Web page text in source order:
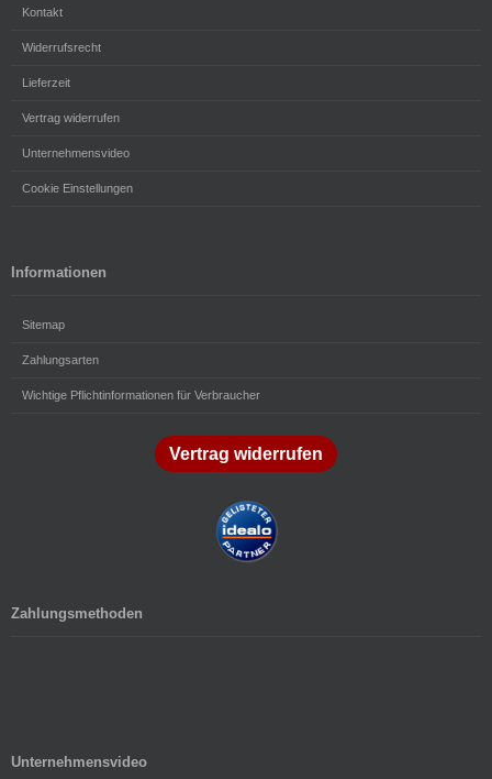
Kontakt
Widerrufsrecht
Lieferzeit
Vertrag widerrufen
Unternehmensvideo
Cookie Einstellungen
Informationen
Sitemap
Zahlungsarten
Wichtige Pflichtinformationen für Verbraucher
Vertrag widerrufen
Zahlungsmethoden
Unternehmensvideo